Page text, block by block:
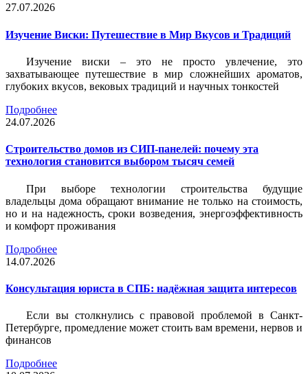
27.07.2026
Изучение Виски: Путешествие в Мир Вкусов и Традиций
Изучение виски – это не просто увлечение, это
захватывающее путешествие в мир сложнейших ароматов,
глубоких вкусов, вековых традиций и научных тонкостей
Подробнее
24.07.2026
Строительство домов из СИП-панелей: почему эта
технология становится выбором тысяч семей
При выборе технологии строительства будущие
владельцы дома обращают внимание не только на стоимость,
но и на надежность, сроки возведения, энергоэффективность
и комфорт проживания
Подробнее
14.07.2026
Консультация юриста в СПБ: надёжная защита интересов
Если вы столкнулись с правовой проблемой в Санкт-
Петербурге, промедление может стоить вам времени, нервов и
финансов
Подробнее